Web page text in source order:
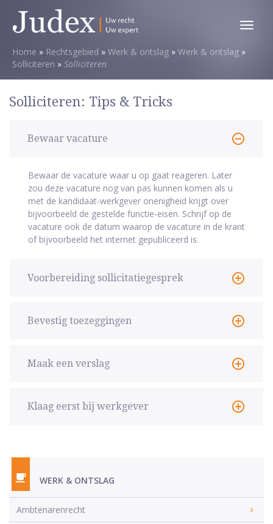
Toggle
Home » Rechtsgebied » Werk & ontslag » Werk & ontslag »
Solliciteren » Solliciteren
Solliciteren: Tips & Tricks
Bewaar vacature
Bewaar de vacature waar u op gaat reageren. Later
zou deze vacature nog van pas kunnen komen als u
met de kandidaat-werkgever onenigheid krijgt over
bijvoorbeeld de gestelde functie-eisen. Schrijf op de
vacature ook de datum waarop de vacature in de krant
of bijvoorbeeld het internet gepubliceerd is.
Voorbereiding sollicitatiegesprek
Bevestig toezeggingen
Maak een verslag
Klaag eerst bij werkgever
WERK & ONTSLAG
Ambtenarenrecht